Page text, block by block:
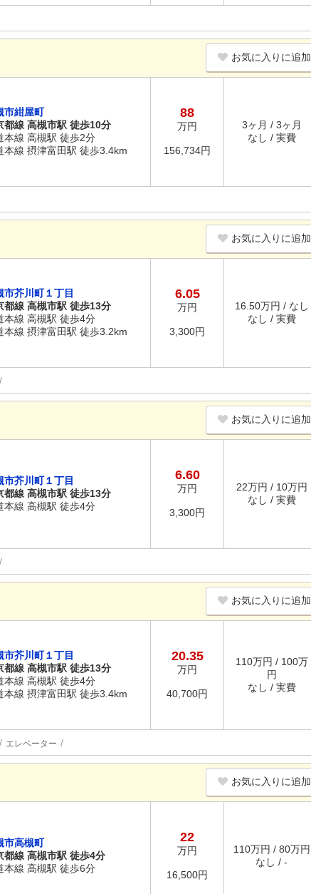
お気に入りに追加
市紺屋町
都線 高槻市駅 徒歩10分
本線 高槻駅 徒歩2分
本線 摂津富田駅 徒歩3.4km
88
万円
156,734円
3ヶ月 / 3ヶ月
なし / 実費
お気に入りに追加
市芥川町１丁目
都線 高槻市駅 徒歩13分
本線 高槻駅 徒歩4分
本線 摂津富田駅 徒歩3.2km
6.05
万円
3,300円
16.50万円 / なし
なし / 実費
お気に入りに追加
市芥川町１丁目
都線 高槻市駅 徒歩13分
本線 高槻駅 徒歩4分
6.60
万円
3,300円
22万円 / 10万円
なし / 実費
お気に入りに追加
市芥川町１丁目
都線 高槻市駅 徒歩13分
本線 高槻駅 徒歩4分
本線 摂津富田駅 徒歩3.4km
20.35
万円
40,700円
110万円 / 100万
円
なし / 実費
エレベーター
お気に入りに追加
市高槻町
都線 高槻市駅 徒歩4分
本線 高槻駅 徒歩6分
22
万円
16,500円
110万円 / 80万円
なし / -